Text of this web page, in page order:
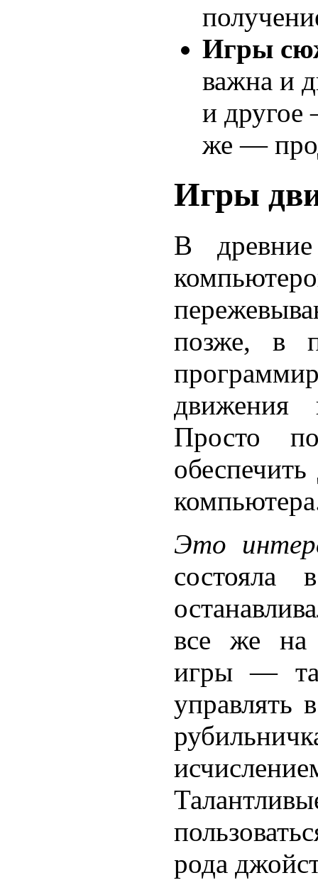
Игры
важна и
и другое
же —
Игры
В
позже, в
движения
Просто
Это
все же на
игры —
управлять
рода